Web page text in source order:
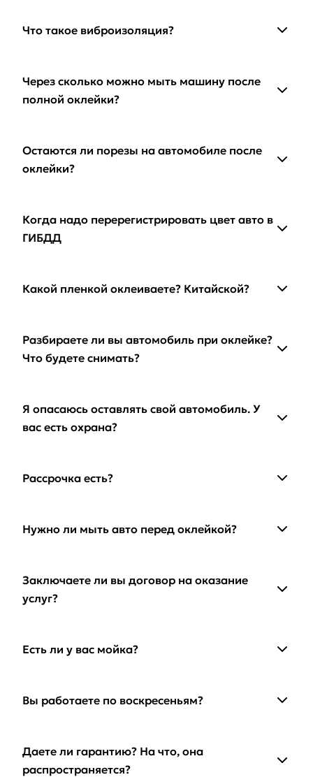
Что такое виброизоляция?
Через сколько можно мыть машину после
полной оклейки?
Остаются ли порезы на автомобиле после
оклейки?
Когда надо перерегистрировать цвет авто в
ГИБДД
Какой пленкой оклеиваете? Китайской?
Разбираете ли вы автомобиль при оклейке?
Что будете снимать?
Я опасаюсь оставлять свой автомобиль. У
вас есть охрана?
Рассрочка есть?
Нужно ли мыть авто перед оклейкой?
Заключаете ли вы договор на оказание
услуг?
Есть ли у вас мойка?
Вы работаете по воскресеньям?
Даете ли гарантию? На что, она
распространяется?